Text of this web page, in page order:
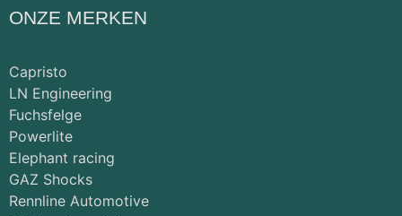
ONZE MERKEN
Capristo
LN Engineering
Fuchsfelge
Powerlite
Elephant racing
GAZ Shocks
Rennline Automotive